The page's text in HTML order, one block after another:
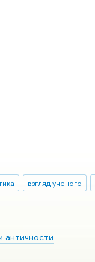
взгляд ученого
античности